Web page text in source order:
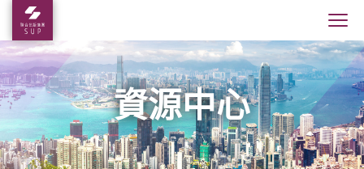
資源中心